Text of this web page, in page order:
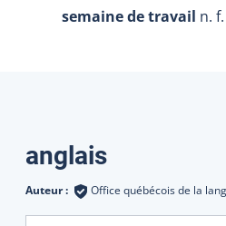
semaine de travail n. f.
Traductions
anglais
Auteur : Office québécois de la